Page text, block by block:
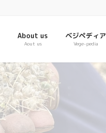
About us
Aout us
ベジペディア
Vege-pedia